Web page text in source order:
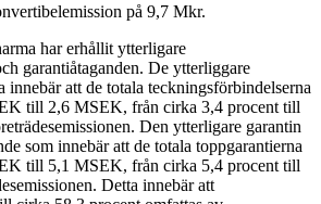
på 9,7 Mkr.
har erhållit ytterligare
garantiåtaganden. De ytterliggare
innebär att de totala teckningsförbindelserna
till 2,6 MSEK, från cirka 3,4 procent till
Den ytterligare garantin
som innebär att de totala toppgarantierna
till 5,1 MSEK, från cirka 5,4 procent till
Detta innebär att